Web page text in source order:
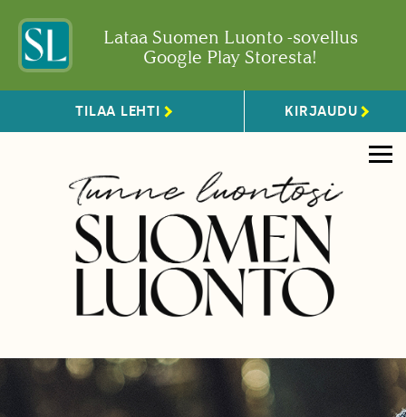
Lataa Suomen Luonto -sovellus
Google Play Storesta!
TILAA LEHTI KIRJAUDU